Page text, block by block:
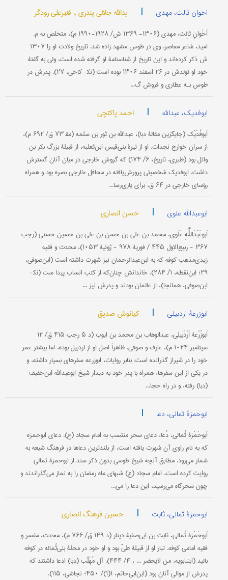
اخوان ثالث، مهدی | یدالله جلالی پندری , قنبرعلی رودگر
اَخَوانِ ثالِث، مهدی‌ (۱۳۰۶- ۱۳۶۹ ش‌/ ۱۹۲۸-۱۹۹۰ م‌)، متخلص‌ به‌ م‌.
امید، شاعر معاصر. وی‌ در طوس‌ مشهد زاده‌ شد. تاریخ‌ ولادت‌ او را ۱۳۰۷
ش‌ ذكر كرده‌اند و این‌ تاریخ‌ از شناسنامۀ او گرفته‌ شده‌ است‌، ولی‌ به‌ گفتۀ
خود او تولدش‌ در ۲۶ اسفند ۱۳۰۶ بوده‌ است‌ (نك‍ : كاخی‌، ۲۷). پدرش در
طوس‌ بـه‌ عطاری‌ و فروش‌ گ...
ابوفدیک، عبدالله | احمد پاکتچی
اَبوفُدَیْک (جایگزین مقالۀ دبا)، عبدالله بن ثور بن سلمه (مق‍ ۷۳ ق/ ۶۹۲ م)،
از سران خوارج نجدات. او از تیرۀ بنی‌قیس ابن‌ثعلبه، از قبیلۀ بزرگ بکر بن
وائل بود (طبری، تاریخ، ۶/ ۱۷۴) که گروش خارجی در میان آنان گسترش
داشت. ابوفدیک شخصیتی پرورش‌یافته در محافل خارجی بصره بود و همراه
رؤسای خارجی در ۶۴ ق، برای یاری‌رسا...
ابوعبدالله علوی | حسن انصاری
اَبوعَبْدُاللّٰهِ عَلَوی، محمد بن ‌علی بن حسن بن علی بن حسین حسنی (رجب
۳۶۷ - ربیع‌الاول ۴۴۵ / فوریۀ ۹۷۸ - ژوئیۀ ۱۰۵۳)، محدث و فقیه
زیدی‌مذهب کوفه که به ابن‌عبدالرحمان نیز شهرت داشته است (ابن‌صوفی،
۲۹؛ ابن‌نقطه، ۱/ ۲۸۴). خاندانش چنان‌که از کتب انساب پیدا ست (نک‍ :
ابن‌صوفی، همانجا)، از عالمان بودند و پدرش نیز ...
ابوزرعۀ اردبیلی | کیانوش صدیق
اَبوزُرْعۀ اَرْدَبیلی، عبدالوهاب بن محمد بن ایوب (د ۵ رجب ۴۱۵ ق/ ۱۲
سپتامبر ۱۰۲۴ م)، عارف و صوفی. ظاهراً اصل او از اردبیل بوده، اما بیشتر عمر
خود را در شیراز گذرانده است. بنابر روایات، ابوزرعه سفرهای بسیار داشته، و
در یکی از این سفرها، همراه با پدر خود به دیدار شیخ ابوعبدالله ابن‌خفیف
(دبا) رفته، و در راه حجا...
ابوحمزۀ ثمالی، دعا |
اَبوحَمْزۀ ثُمالی، دُعا، دعای سحر منتسب به امام سجاد (ع). دعای ابوحمزه
که به نام راوی آن شهرت یافته است، از بلند‌‌ترین دعاها در فرهنگ شیعه به
شمار می‌رود. مطابق آنچه شیخ طوسی بدون ذكر سند از ابوحمزۀ ثمالی
روایت كرده است، امام سجاد (ع) شبهای ماه رمضان را به نماز می‌گذراندند و
چون سحرگاه می‌رسید، این دعا را می‌...
ابوحمزۀ ثمالی، ثابت | حسین فرهنگ انصاری
اَبوحَمْزۀ ثُمالی، ثابت بن ابی‌صفیۀ دینار (د ۱۴۹ ق/ ۷۶۶ م)، محدث، مفسر و
فقیه امامی کوفه. تبار او از قبیلۀ طیّ بود و او خود در محلۀ بنی‌ثُماله در کوفه
بالید (ابن‎بابویه، من لایحضر ... ، ۴/ ۴۴۴). آل مُهَلَّب (دبا) ادعا داشتند که
پدرش از موالی آنان بود (ابن‌ابی‌حاتم، ۱(۱)/ ۴۵۰؛ نجاشی، ۱۱۵).